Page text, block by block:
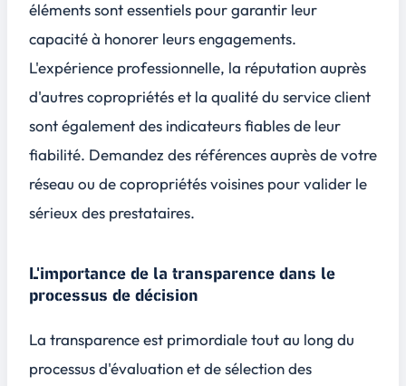
éléments sont essentiels pour garantir leur
capacité à honorer leurs engagements.
L'expérience professionnelle, la réputation auprès
d'autres copropriétés et la qualité du service client
sont également des indicateurs fiables de leur
fiabilité. Demandez des références auprès de votre
réseau ou de copropriétés voisines pour valider le
sérieux des prestataires.
L'importance de la transparence dans le
processus de décision
La transparence est primordiale tout au long du
processus d'évaluation et de sélection des